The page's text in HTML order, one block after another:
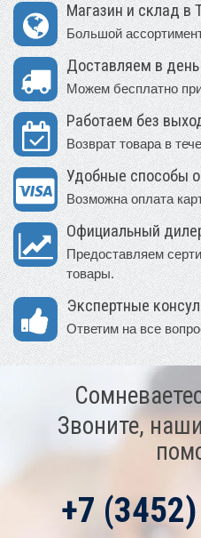
Магазин и склад в
Большой
Доставляем в день
Можем бесплатно
Работаем без
Возврат товара в
Удобные способы
Возможна оплата
Официальный
Предоставляем
товары.
Экспертные
Ответим на все
Звоните,
+7